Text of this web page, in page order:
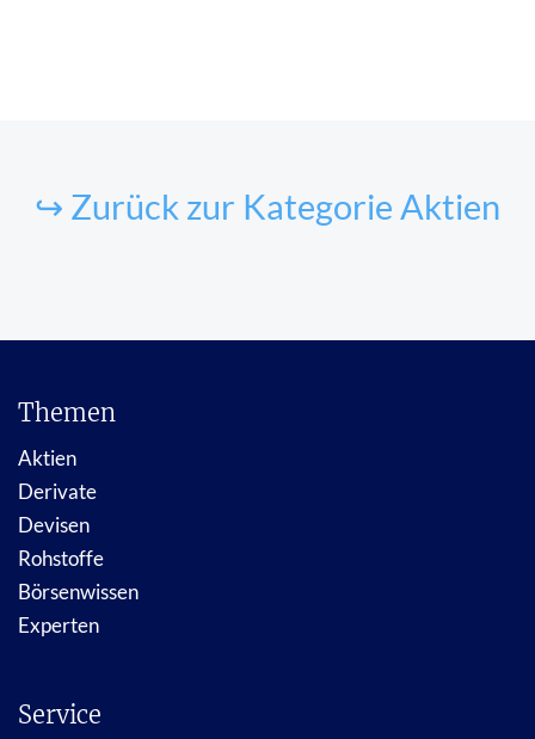
↪ Zurück zur Kategorie Aktien
Themen
Aktien
Derivate
Devisen
Rohstoffe
Börsenwissen
Experten
Service